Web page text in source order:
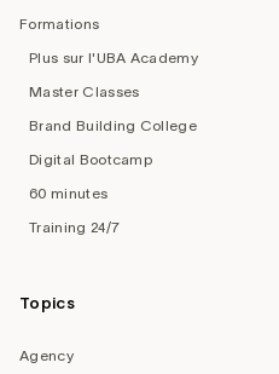
Formations
Plus sur l'UBA Academy
Master Classes
Brand Building College
Digital Bootcamp
60 minutes
Training 24/7
Topics
Agency